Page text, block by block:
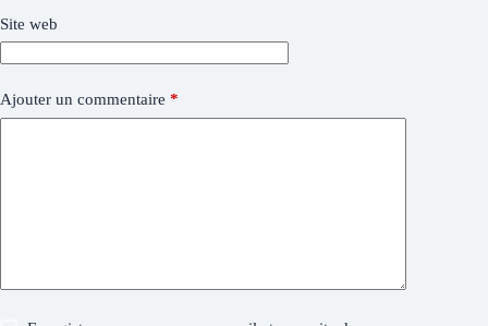
Site web
Ajouter un commentaire *